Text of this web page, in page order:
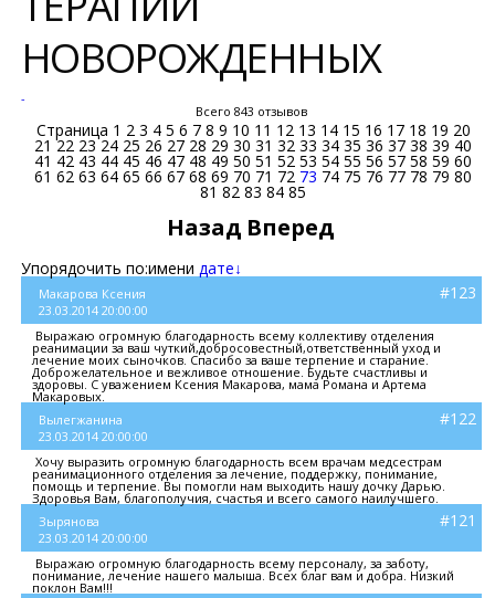
НОВОРОЖДЕННЫХ
-
Всего 843 отзывов
Страница 1 2 3 4 5 6 7 8 9 10 11 12 13 14 15 16 17 18 19 20
21 22 23 24 25 26 27 28 29 30 31 32 33 34 35 36 37 38 39 40
41 42 43 44 45 46 47 48 49 50 51 52 53 54 55 56 57 58 59 60
61 62 63 64 65 66 67 68 69 70 71 72 73 74 75 76 77 78 79 80
81 82 83 84 85
Назад Вперед
Упорядочить по:имени дате↓
Макарова Ксения
23.03.2014 20:00:00
#123
Выражаю огромную благодарность всему коллективу отделения
реанимации за ваш чуткий,добросовестный,ответственный уход и
лечение моих сыночков. Спасибо за ваше терпение и старание.
Доброжелательное и вежливое отношение. Будьте счастливы и
здоровы. С уважением Ксения Макарова, мама Романа и Артема
Макаровых.
Вылегжанина
23.03.2014 20:00:00
#122
Хочу выразить огромную благодарность всем врачам медсестрам
реанимационного отделения за лечение, поддержку, понимание,
помощь и терпение. Вы помогли нам выходить нашу дочку Дарью.
Здоровья Вам, благополучия, счастья и всего самого наилучшего.
Зырянова
23.03.2014 20:00:00
#121
Выражаю огромную благодарность всему персоналу, за заботу,
понимание, лечение нашего малыша. Всех благ вам и добра. Низкий
поклон Вам!!!